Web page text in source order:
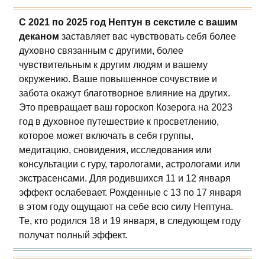
С 2021 по 2025 год Нептун в секстиле с вашим
деканом заставляет вас чувствовать себя более
духовно связанным с другими, более
чувствительным к другим людям и вашему
окружению. Ваше повышенное сочувствие и
забота окажут благотворное влияние на других.
Это превращает ваш гороскоп Козерога на 2023
год в духовное путешествие к просветлению,
которое может включать в себя группы,
медитацию, сновидения, исследования или
консультации с гуру, тарологами, астрологами или
экстрасенсами. Для родившихся 11 и 12 января
эффект ослабевает. Рожденные с 13 по 17 января
в этом году ощущают на себе всю силу Нептуна.
Те, кто родился 18 и 19 января, в следующем году
получат полный эффект.